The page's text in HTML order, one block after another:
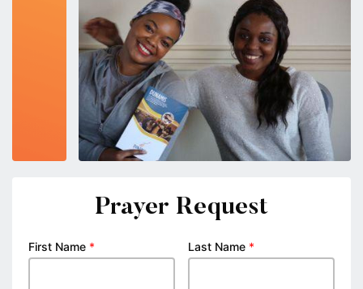
Prayer Request
First Name * Last Name *